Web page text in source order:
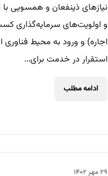
نیازهای ذینفعان و همسویی
و اولویت‌های سرمایه‌گذاری
اجاره) و ورود به محیط
استقرار در خدمت برای...
ادامه مطلب
۲۹ مهر ۱۴۰۲